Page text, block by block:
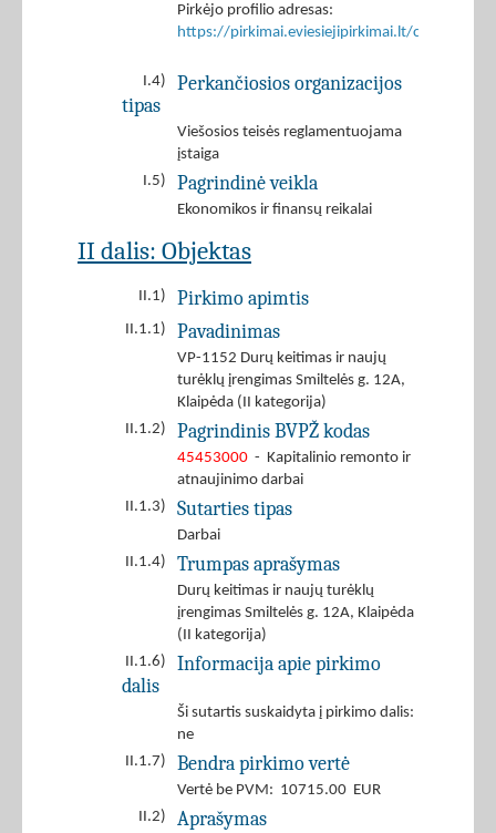
Pirkėjo profilio adresas:
https://pirkimai.eviesiejipirkimai.lt/ctm/
I.4)
Perkančiosios organizacijos
tipas
Viešosios teisės reglamentuojama
įstaiga
I.5)
Pagrindinė veikla
Ekonomikos ir finansų reikalai
II dalis: Objektas
II.1) Pirkimo apimtis
II.1.1) Pavadinimas
VP-1152 Durų keitimas ir naujų
turėklų įrengimas Smiltelės g. 12A,
Klaipėda (II kategorija)
II.1.2)
Pagrindinis BVPŽ kodas
45453000 - Kapitalinio remonto ir
atnaujinimo darbai
II.1.3)
Sutarties tipas
Darbai
II.1.4)
Trumpas aprašymas
Durų keitimas ir naujų turėklų
įrengimas Smiltelės g. 12A, Klaipėda
(II kategorija)
II.1.6)
Informacija apie pirkimo
dalis
Ši sutartis suskaidyta į pirkimo dalis:
ne
II.1.7)
Bendra pirkimo vertė
Vertė be PVM: 10715.00 EUR
II.2)
Aprašymas